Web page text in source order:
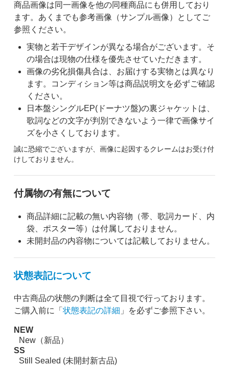
商品画像は同一画像を他の同種商品にも併用しており
ます。あくまでも参考画像（サンプル画像）としてご
参照ください。
実物と若干デザインが異なる場合がございます。そ
の場合は現物の仕様を優先させていただきます。
画像の劣化損傷具合は、お届けする実物とは異なり
ます。コンディション等は商品説明文を必ずご確認
ください。
日本盤シングルEP(ドーナツ盤)の裏ジャケットは、
歌詞などの文字が判別できないよう一律で画像サイ
ズを小さくしております。
誠に恐縮でございますが、画像に起因するクレームはお受け付
けしておりません。
付属物の有無について
商品詳細に記載の無い内容物（帯、歌詞カード、内
袋、ポスター等）は付属しておりません。
未開封品の内容物については記載しておりません。
状態表記について
中古商品の状態の判断は全て目視で行っております。
ご購入前に「 状態表記の詳細 」を必ずご参照下さい。
NEW
New（新品）
SS
Still Sealed (未開封新古品)